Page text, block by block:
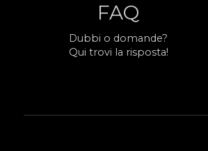
FAQ
Dubbi o domande?
Qui trovi la risposta!